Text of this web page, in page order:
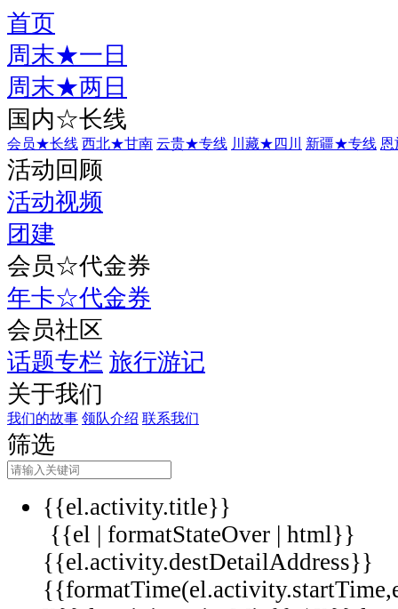
首页
周末★一日
周末★两日
国内☆长线
会员★长线 西北★甘南 云贵★专线 川藏★四川 新疆★专线
活动回顾
活动视频
团建
会员☆代金券
年卡☆代金券
会员社区
话题专栏 旅行游记
关于我们
我们的故事 领队介绍 联系我们
筛选
{{el.activity.title}}
{{el | formatStateOver | html}}
{{el.activity.destDetailAddress}}